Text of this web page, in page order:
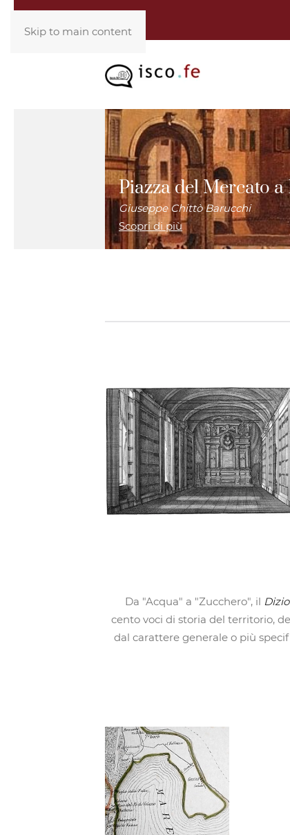
Skip to main content
Piazza del Mercato
Giuseppe Chittò Barucchi
Scopri di più
Da "Acqua" a "Zucchero", il
cento voci di storia del territorio,
dal carattere generale o più